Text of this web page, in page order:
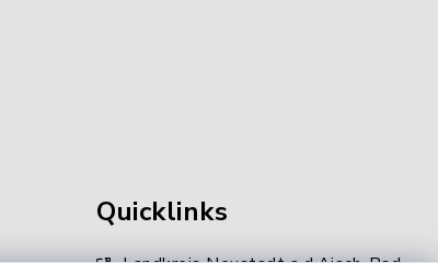
Quicklinks